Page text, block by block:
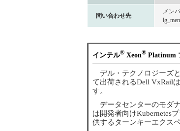
問い合わせ先
メンバ
インテル® Xeon® Platinum
デル・テクノロジーズ
て出荷されるDell VxRail
す。
データセンターのモダ
は開発者向けKubernetes
供するターンキーエクス